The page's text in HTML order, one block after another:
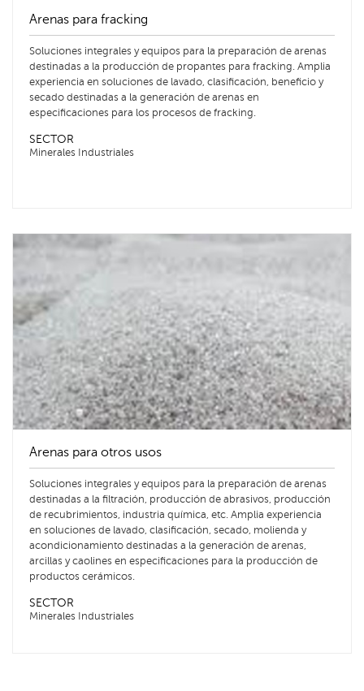
Arenas para fracking
Soluciones integrales y equipos para la preparación de arenas
destinadas a la producción de propantes para fracking. Amplia
experiencia en soluciones de lavado, clasificación, beneficio y
secado destinadas a la generación de arenas en
especificaciones para los procesos de fracking.
SECTOR
Minerales Industriales
Arenas para otros usos
Soluciones integrales y equipos para la preparación de arenas
destinadas a la filtración, producción de abrasivos, producción
de recubrimientos, industria química, etc. Amplia experiencia
en soluciones de lavado, clasificación, secado, molienda y
acondicionamiento destinadas a la generación de arenas,
arcillas y caolines en especificaciones para la producción de
productos cerámicos.
SECTOR
Minerales Industriales